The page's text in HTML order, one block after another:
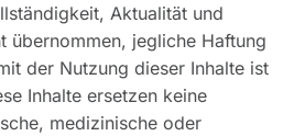
Aktualität und
übernommen, jegliche Haftung
der Nutzung dieser Inhalte ist
Inhalte ersetzen keine
medizinische oder